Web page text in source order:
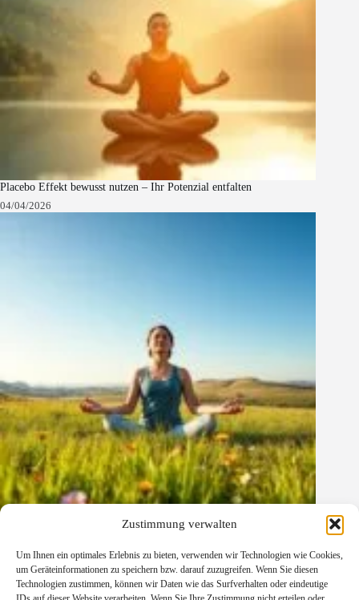
Zustimmung verwalten
Um Ihnen ein optimales Erlebnis zu bieten, verwenden wir Technologien wie Cookies,
um Geräteinformationen zu speichern bzw. darauf zuzugreifen. Wenn Sie diesen
Technologien zustimmen, können wir Daten wie das Surfverhalten oder eindeutige
Placebo Effekt bewusst nutzen – Ihr Potenzial entfalten
04/04/2026
04/04/2026